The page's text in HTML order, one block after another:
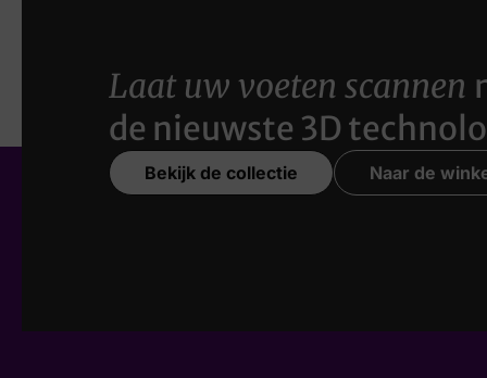
Laat uw voeten scannen
de nieuwste 3D
Bekijk de collectie Naar de